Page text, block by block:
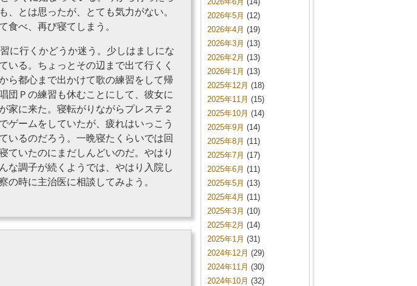
、とは思ったが、とても気力がない。
食べ、再び寝てしまう。
に行くかどうか迷う。少しはましにな
いる。ちょっとその辺まで出て行くく
ら都心まで出かけて歌の練習をして帰
団Ｐの練習も休むことにして、彼女に
家に来た。寝転がりながらプレステ２
ゲームをしていたが、疲れはいっこう
いるのだろう。一晩寝たくらいでは回
ていたのにまだしんどいのだ。やはり
な調子が続くようでは、やはり入院し
の時に主治医に相談してみよう。
2026年5月 (12)
2026年4月 (19)
2026年3月 (13)
2026年2月 (13)
2026年1月 (13)
2025年12月 (18)
2025年11月 (15)
2025年10月 (14)
2025年9月 (14)
2025年8月 (11)
2025年7月 (17)
2025年6月 (11)
2025年5月 (13)
2025年4月 (11)
2025年3月 (10)
2025年2月 (14)
2025年1月 (31)
2024年12月 (29)
2024年11月 (30)
2024年10月 (32)